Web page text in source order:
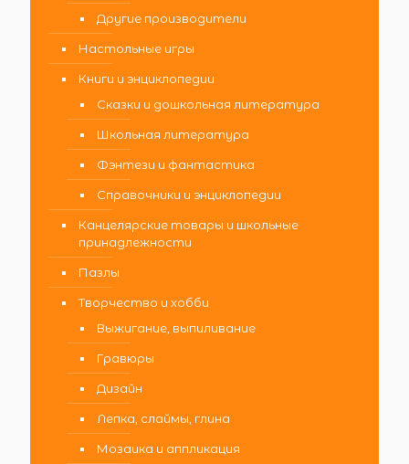
Другие производители
Настольные игры
Книги и энциклопедии
Сказки и дошкольная литература
Школьная литература
Фэнтези и фантастика
Справочники и энциклопедии
Канцелярские товары и школьные
принадлежности
Пазлы
Творчество и хобби
Выжигание, выпиливание
Гравюры
Дизайн
Лепка, слаймы, глина
Мозаика и аппликация